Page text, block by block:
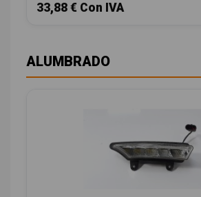
33,88 € Con IVA
ALUMBRADO